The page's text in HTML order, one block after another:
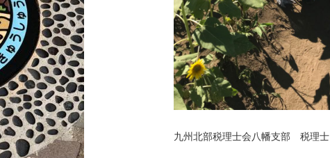
九州北部税理士会八幡支部 税理士